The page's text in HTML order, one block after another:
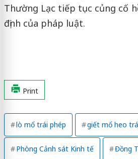
Thường Lạc tiếp tục củng cố
định của pháp luật.
Print
lò mổ trái phép giết mổ heo
Phòng Cảnh sát Kinh tế Đồng